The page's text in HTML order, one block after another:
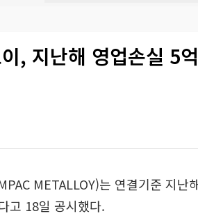
, 지난해 영업손실 5
METALLOY)는 연결기준 지
고 18일 공시했다.